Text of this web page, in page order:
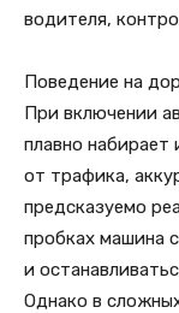
водителя,
Поведение на
При включении
плавно набирает
от трафика,
предсказуемо
пробках машина
и
Однако в